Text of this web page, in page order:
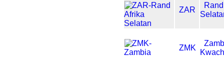
ZAR
ZMK